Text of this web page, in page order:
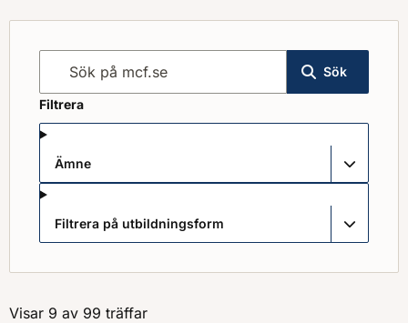
Sök på mcf.se
Sök
Filtrera
Ämne
Filtrera på utbildningsform
Visar 9 av 99 träffar